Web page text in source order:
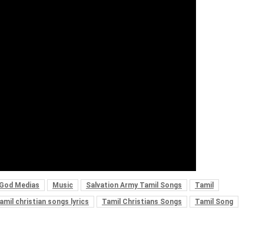
God Medias Music Salvation Army Tamil Songs
Tamil
christian songs lyrics Tamil Christians Songs
Tamil Song